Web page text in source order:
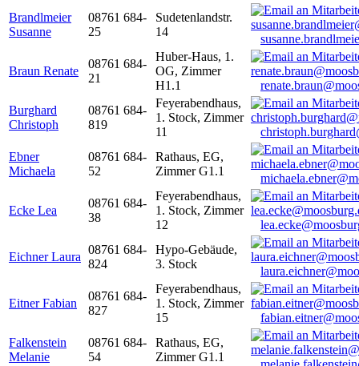
Brandlmeier
Susanne
08761 684-
25
Sudetenlandstr.
14
Braun Renate
08761 684-
21
Huber-Haus, 1.
OG, Zimmer
H1.1
Burghard
Christoph
08761 684-
819
Feyerabendhaus,
1. Stock, Zimmer
11
Ebner
Michaela
08761 684-
52
Rathaus, EG,
Zimmer G1.1
Ecke Lea
08761 684-
38
Feyerabendhaus,
1. Stock, Zimmer
12
Eichner Laura
08761 684-
824
Hypo-Gebäude,
3. Stock
Eitner Fabian
08761 684-
827
Feyerabendhaus,
1. Stock, Zimmer
15
Falkenstein
Melanie
08761 684-
54
Rathaus, EG,
Zimmer G1.1